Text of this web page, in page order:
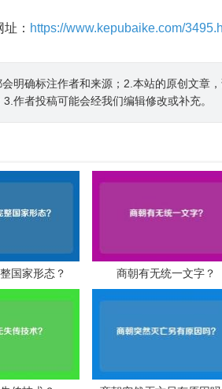
： https://www.kepubaike.com/
明确标注作者和来源；2.本站的原创文章
作者投稿可能会经我们编辑修改或补充。
国家形态？ 商朝有无统一文字？